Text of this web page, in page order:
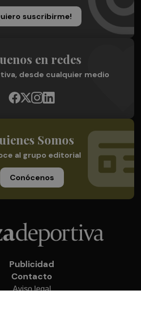
suscribirme!
en redes
desde cualquier medio
Somos
al grupo editorial
Conócenos
Publicidad
Contacto
Aviso legal